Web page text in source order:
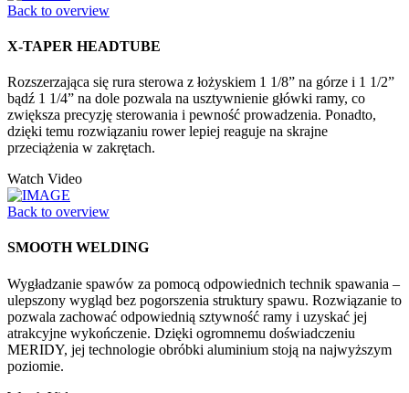
Back to overview
X-TAPER HEADTUBE
Rozszerzająca się rura sterowa z łożyskiem 1 1/8” na górze i 1 1/2”
bądź 1 1/4” na dole pozwala na usztywnienie główki ramy, co
zwiększa precyzję sterowania i pewność prowadzenia. Ponadto,
dzięki temu rozwiązaniu rower lepiej reaguje na skrajne
przeciążenia w zakrętach.
Watch Video
Back to overview
SMOOTH WELDING
Wygładzanie spawów za pomocą odpowiednich technik spawania –
ulepszony wygląd bez pogorszenia struktury spawu. Rozwiązanie to
pozwala zachować odpowiednią sztywność ramy i uzyskać jej
atrakcyjne wykończenie. Dzięki ogromnemu doświadczeniu
MERIDY, jej technologie obróbki aluminium stoją na najwyższym
poziomie.